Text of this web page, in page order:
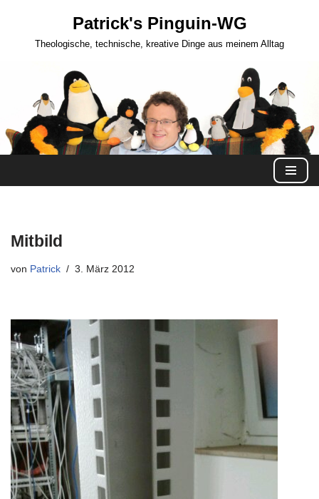
Patrick's Pinguin-WG
Theologische, technische, kreative Dinge aus meinem Alltag
Mitbild
von Patrick 3. März 2012